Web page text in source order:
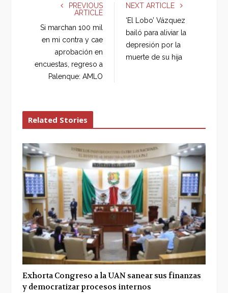
e
o
k
r
g
+
I
n
PREVIOUS
ARTICLE
Si marchan 100 mil
en mi contra y cae
aprobación en
encuestas, regreso a
Palenque: AMLO
NEXT ARTICLE
‘El Lobo’ Vázquez
bailó para aliviar la
depresión por la
muerte de su hija
Related Stories
Exhorta Congreso a la UAN sanear sus finanzas
y democratizar procesos internos